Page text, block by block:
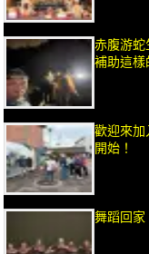
赤腹游
補助這樣
歡迎來加
開始！
舞蹈回